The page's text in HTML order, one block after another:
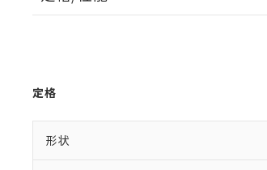
定格
形状